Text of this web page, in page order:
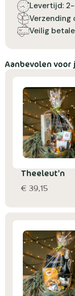
Levertijd:
Verzending
Veilig
Aanbevolen voor
Theeleut’n
€ 39,15